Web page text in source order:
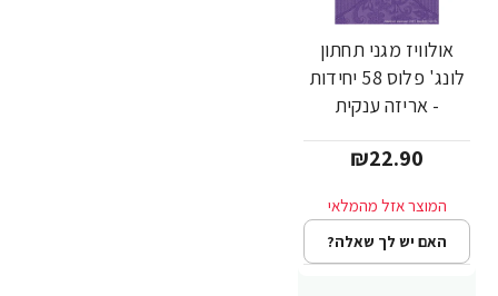
אולוויז מגני תחתון
לונג' פלוס 58 יחידות
- אריזה ענקית
₪22.90
האם יש לך שאלה?